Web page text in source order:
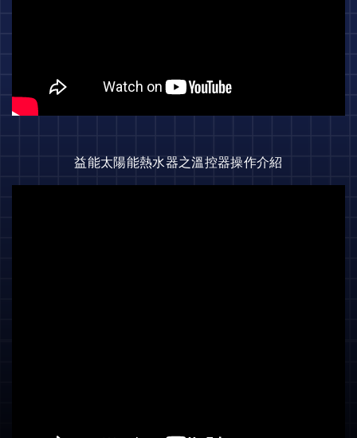
益能太陽能熱水器之溫控器操作介紹